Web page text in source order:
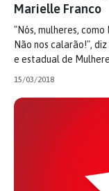
Marielle Franco
"Nós, mulheres,
Não nos calarão!",
e estadual de
15/03/2018